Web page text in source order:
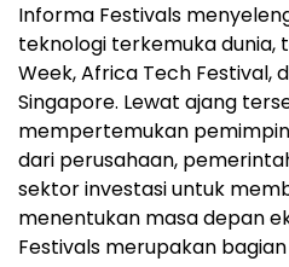
Informa Festivals
teknologi terkemuka dunia,
Week, Africa Tech Festival,
Singapore. Lewat ajang
mempertemukan
dari perusahaan,
sektor investasi untuk
menentukan masa depan
Festivals merupakan